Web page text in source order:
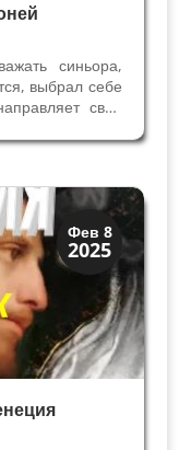
синьора,
выбрал себе
свои
Корте,
Фев 8
2025